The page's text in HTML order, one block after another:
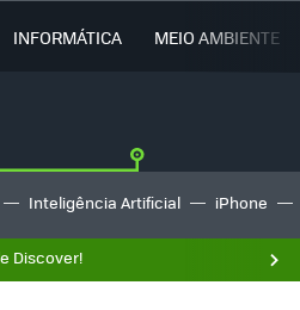
INFORMÁTICA MEIO AMBIENTE
Inteligência Artificial iPhone
Discover!